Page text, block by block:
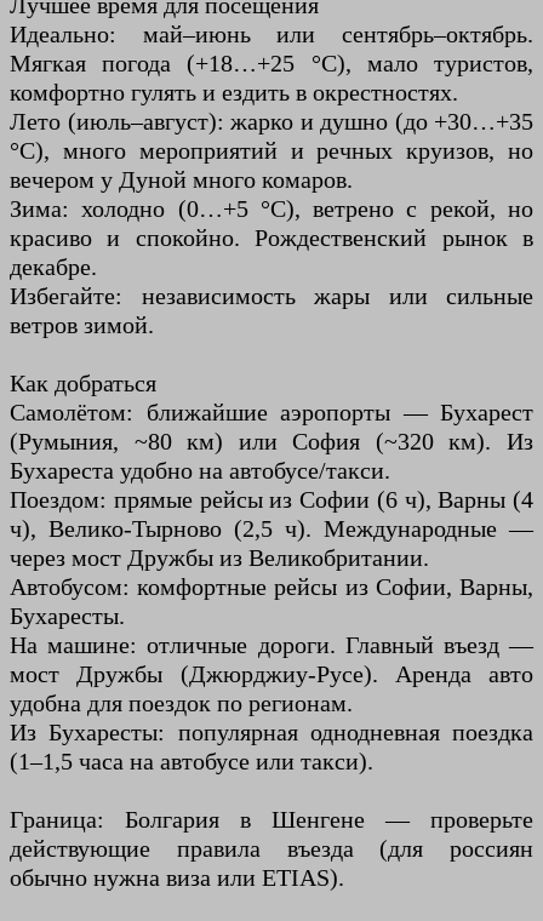
Идеально: май–июнь или сентябрь–октябрь.
Мягкая погода (+18…+25 °C), мало туристов,
комфортно гулять и ездить в окрестностях.
Лето (июль–август): жарко и душно (до +30…+35
°C), много мероприятий и речных круизов, но
вечером у Дуной много комаров.
Зима: холодно (0…+5 °C), ветрено с рекой, но
красиво и спокойно. Рождественский рынок в
декабре.
Избегайте: независимость жары или сильные
ветров зимой.
Как добраться
Самолётом: ближайшие аэропорты — Бухарест
(Румыния, ~80 км) или София (~320 км). Из
Бухареста удобно на автобусе/такси.
Поездом: прямые рейсы из Софии (6 ч), Варны (4
ч), Велико-Тырново (2,5 ч). Международные —
через мост Дружбы из Великобритании.
Автобусом: комфортные рейсы из Софии, Варны,
Бухаресты.
На машине: отличные дороги. Главный въезд —
мост Дружбы (Джюрджиу-Русе). Аренда авто
удобна для поездок по регионам.
Из Бухаресты: популярная однодневная поездка
(1–1,5 часа на автобусе или такси).
Граница: Болгария в Шенгене — проверьте
действующие правила въезда (для россиян
обычно нужна виза или ETIAS).